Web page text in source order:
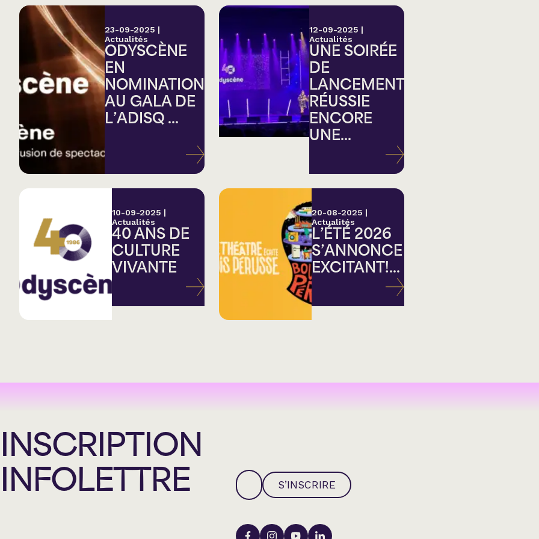
23-09-2025 |
Actualités
ODYSCÈNE
EN
NOMINATION
AU GALA DE
L’ADISQ ...
12-09-2025 |
Actualités
UNE SOIRÉE
DE
LANCEMENT
RÉUSSIE
ENCORE
UNE...
10-09-2025 |
Actualités
40 ANS DE
CULTURE
VIVANTE
20-08-2025 |
Actualités
L’ÉTÉ 2026
S’ANNONCE
EXCITANT!...
INSCRIPTION
INFOLETTRE
S’INSCRIRE